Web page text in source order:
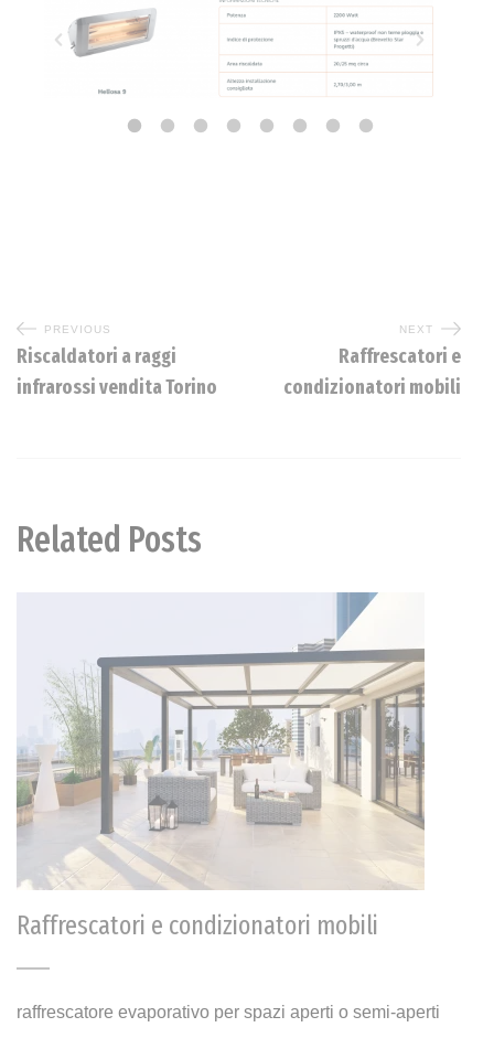
PREVIOUS
Riscaldatori a raggi
infrarossi vendita Torino
NEXT
Raffrescatori e
condizionatori mobili
Related Posts
Raffrescatori e condizionatori mobili
raffrescatore evaporativo per spazi aperti o semi-aperti